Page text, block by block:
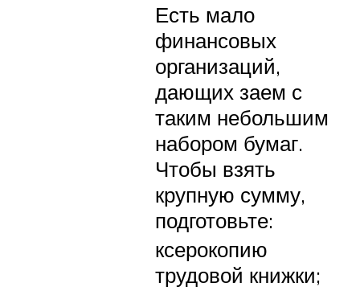
Есть мало
финансовых
организаций,
дающих заем с
таким небольшим
набором бумаг.
Чтобы взять
крупную сумму,
подготовьте:
ксерокопию
трудовой книжки;